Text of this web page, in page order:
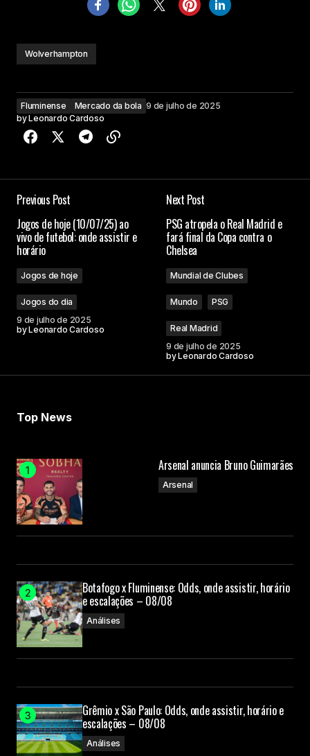
Wolverhampton
Fluminense Mercado da bola 9 de julho de 2025
byLeonardo Cardoso
Previous Post
Jogos de hoje (10/07/25) ao
vivo de futebol: onde assistir e
horário
Jogos de hoje
Jogos do dia
9 de julho de 2025
byLeonardo Cardoso
Next Post
PSG atropela o Real Madrid e
fará final da Copa contra o
Chelsea
Mundial de Clubes
Mundo PSG
Real Madrid
9 de julho de 2025
byLeonardo Cardoso
Top News
Arsenal anuncia Bruno Guimarães
Arsenal
Botafogo x Fluminense: Odds, onde assistir, horário
e escalações – 08/08
Análises
Grêmio x São Paulo: Odds, onde assistir, horário e
escalações – 08/08
Análises